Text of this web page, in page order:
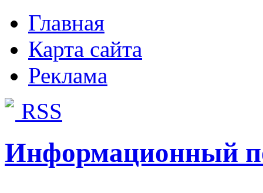
Главная
Карта сайта
Реклама
RSS
Информационный